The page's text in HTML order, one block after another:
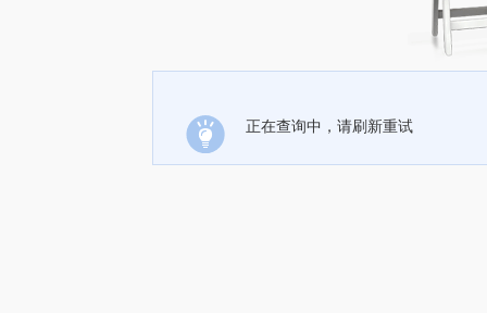
正在查询中，请刷新重试